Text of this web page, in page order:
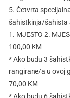
5. Četvrta
šahistkinja/šahista
1. MJESTO 2.
100,00 KM
* Ako budu 3
rangirane/a u ovoj
70,00 KM
* Ako budu 6